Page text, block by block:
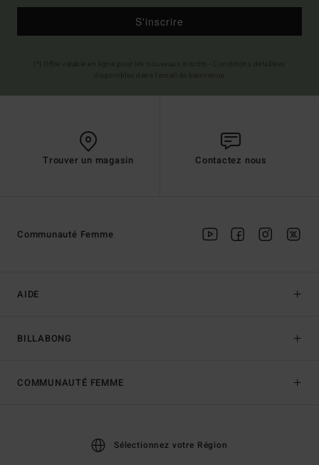
S'inscrire
Trouver un magasin Contactez nous
AIDE
BILLABONG
Communauté Femme
COMMUNAUTÉ FEMME
Sélectionnez votre Région